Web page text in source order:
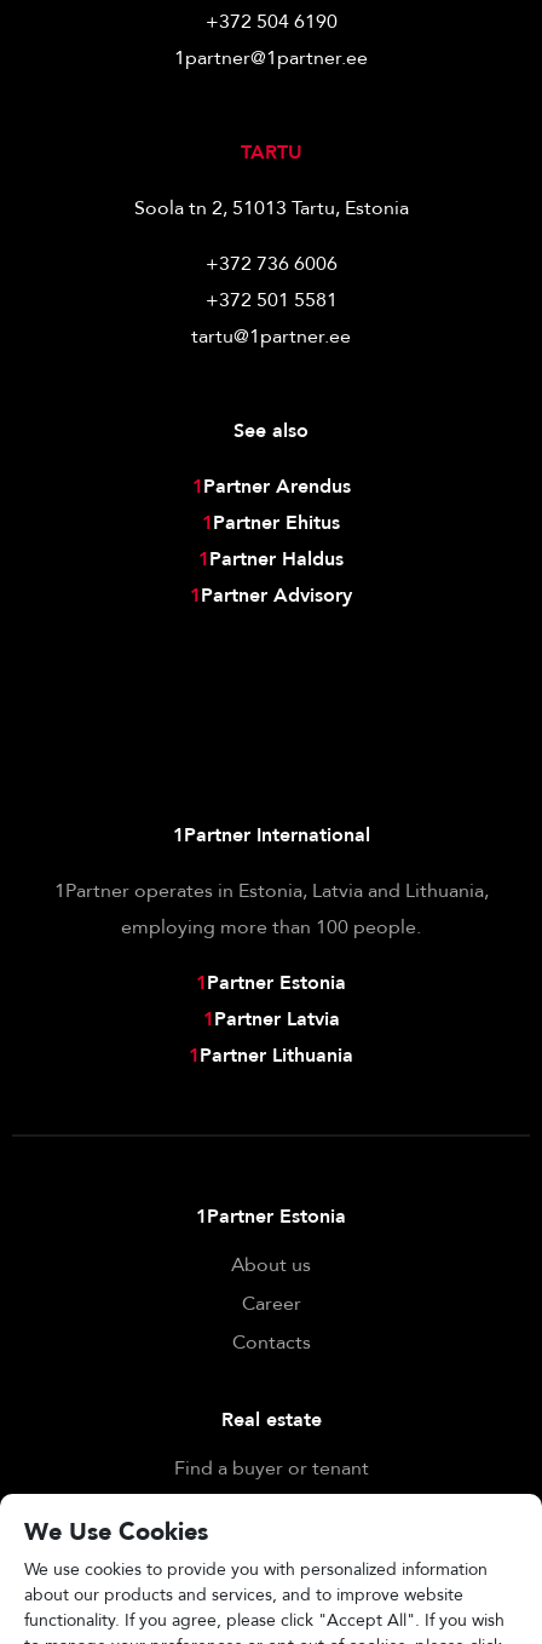
+372 504 6190
1partner@1partner.ee
TARTU
Soola tn 2, 51013 Tartu, Estonia
+372 736 6006
+372 501 5581
tartu@1partner.ee
See also
1Partner Arendus
1Partner Ehitus
1Partner Haldus
1Partner Advisory
1Partner International
1Partner operates in Estonia, Latvia and Lithuania,
employing more than 100 people.
1Partner Estonia
1Partner Latvia
1Partner Lithuania
1Partner Estonia
About us
Career
Contacts
Real estate
Find a buyer or tenant
Other
We Use Cookies
We use cookies to provide you with personalized information
about our products and services, and to improve website
functionality. If you agree, please click "Accept All". If you wish